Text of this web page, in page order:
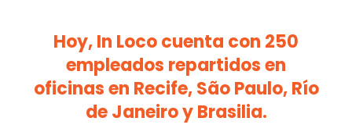
Hoy, In Loco cuenta con 250
empleados repartidos en
oficinas en Recife, São Paulo, Río
de Janeiro y Brasilia.